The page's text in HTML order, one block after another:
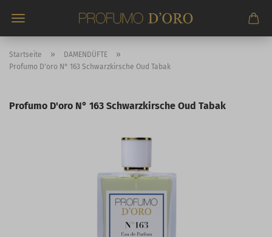
zum
Startseite » DAMENDÜFTE »
Profumo D'oro N° 163 Schwarzkirsche Oud Tabak
Profumo D'oro N° 163 Schwarzkirsche Oud Tabak